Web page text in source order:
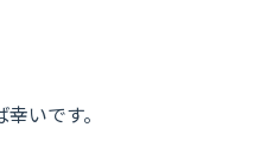
いです。